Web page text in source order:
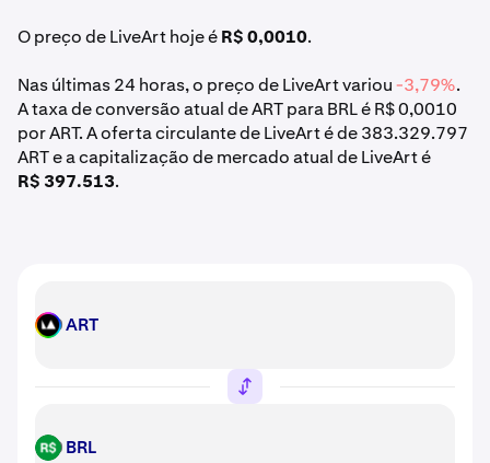
O preço de LiveArt hoje éR$ 0,0010.
Nas últimas 24 horas, o preço de LiveArt variou-3,79%.
A taxa de conversão atual de ART para BRL é R$ 0,0010
por ART. A oferta circulante de LiveArt é de 383.329.797
ART e a capitalização de mercado atual de LiveArt é
R$ 397.513.
ART ART
BRL BRL